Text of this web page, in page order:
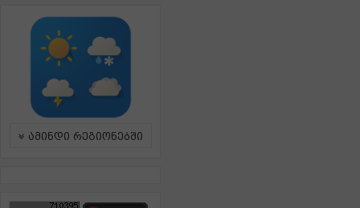
ამინდი რეგიონებში